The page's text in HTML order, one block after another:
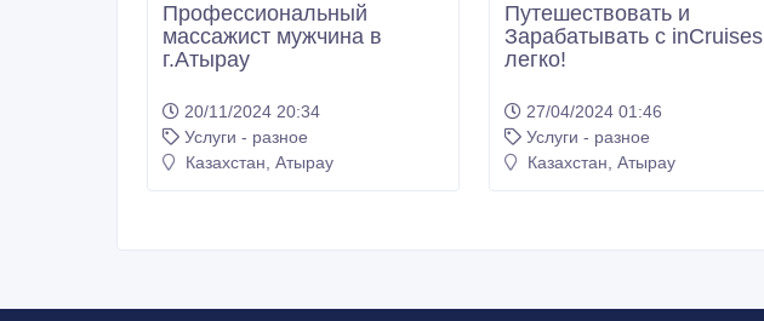
Профессиональный
мacсажист мужчина в
г.Атырау
20/11/2024 20:34
Услуги - разное
Казахстан, Атырау
Путешествовать и
Зарабатывать с inCruises
легко!
27/04/2024 01:46
Услуги - разное
Казахстан, Атырау